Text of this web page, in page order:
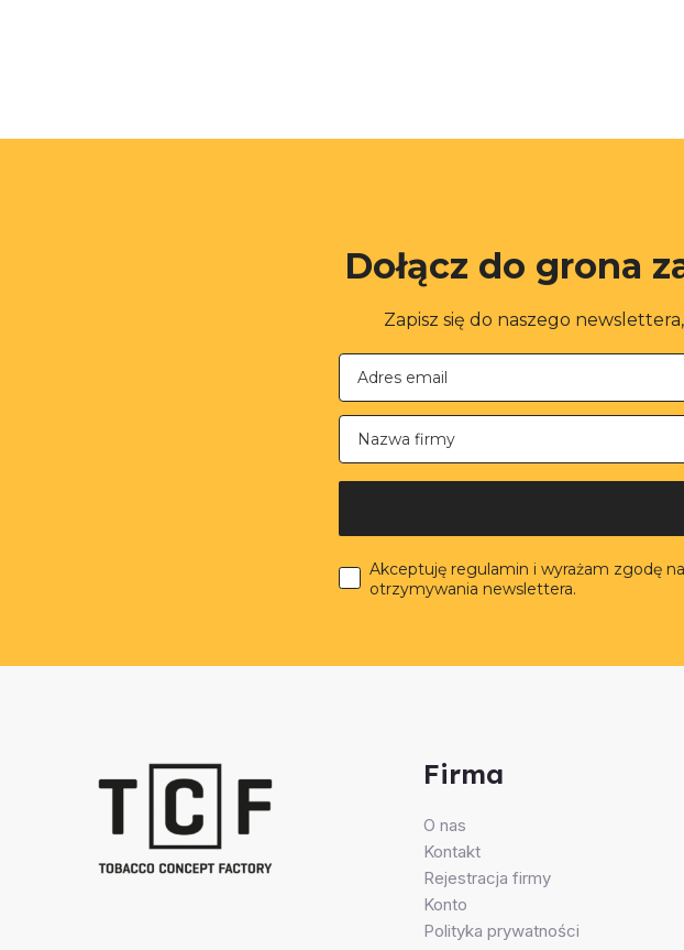
Dołącz do grona
Zapisz się do naszego
Nazwa firmy
Akceptuję regulamin i wyrażam zgodę
otrzymywania newslettera.
Firma
O nas
Kontakt
Rejestracja firmy
Konto
Polityka prywatności